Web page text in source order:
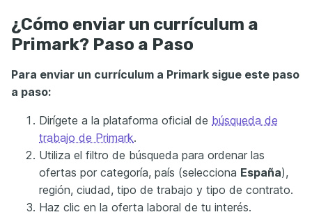
¿Cómo enviar un currículum a
Primark? Paso a Paso
Para enviar un currículum a Primark sigue este paso
a paso:
Dirígete a la plataforma oficial de búsqueda de
trabajo de Primark.
Utiliza el filtro de búsqueda para ordenar las
ofertas por categoría, país (selecciona España),
región, ciudad, tipo de trabajo y tipo de contrato.
Haz clic en la oferta laboral de tu interés.